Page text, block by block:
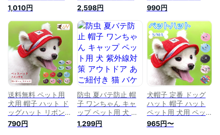
ト ドッグキャップ
熱中症対策 夏バテ
日射病 防止 予防 日
除け 日よけ 迷彩柄
花柄 無地 豹柄 スト
ライプ カラフル 可
愛い かわいい ファ
ッション 小物 超小
型犬 小型犬 中型犬
イヌ いぬ 猫 ネコ ね
こ
1,010円
夏バテ 日射病 防止
予防 日除け 日よけ
磁気バックル オール
シーズン 可愛い か
わいい オシャレ フ
ァッション 小物 超
小型犬 小型犬 いぬ
ねこ
2,598円
ッグハット リボン
春夏 日射病 日よけ
つば付き 涼しい か
わいい ファッション
小物 超小型犬 小型
犬 イヌ いぬ 猫 ネコ
ねこ りぼん メール
便OK 【a401】送料
無料
990円
送料無料 ペット用
犬用 帽子 ハット ド
ッグハット リボン
熱中症対策 夏バテ
日射病 防止 予防 日
790円
防虫 夏バテ防止 帽
子 ワンちゃん キャ
ップ ペット用 犬 紫
外線対策 アウトドア
あご紐付き 猫 バケ
1,299円
犬帽子 定番 ドッグ
ハット 帽子 ハット
ペット用 犬用 ペッ
トハット リボン 熱
中症対策 夏バテ 日
965円〜